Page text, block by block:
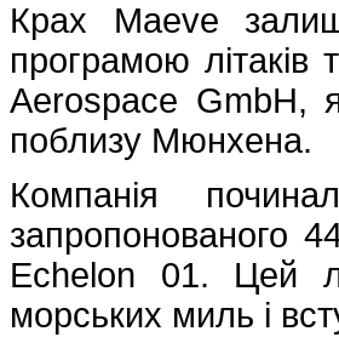
Крах Maeve
програмою літаків
Aerospace GmbH,
поблизу Мюнхена.
Компанія
запропонованого
Echelon 01. Цей
морських миль і